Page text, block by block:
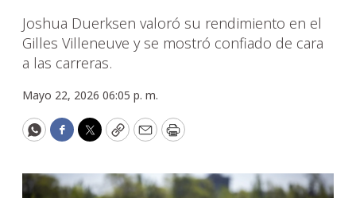
Joshua Duerksen valoró su rendimiento en el
Gilles Villeneuve y se mostró confiado de cara
a las carreras.
Mayo 22, 2026 06:05 p. m.
WhatsApp
Facebook
Twitter
CopyEmailPrint